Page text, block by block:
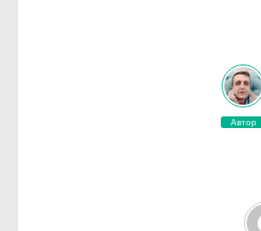
Автор